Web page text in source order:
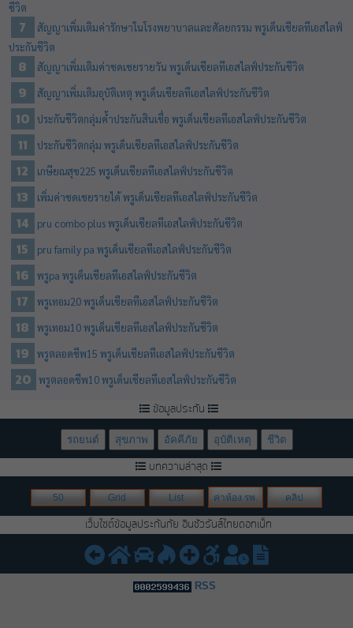
ชีวิต
สัญญาเพิ่มเติมค่ารักษาในโรงพยาบาลและศัลยกรรม พรูเด็นเชียลทีเอสไลฟ์
ประกันชีวิต
สัญญาเพิ่มเติมค่าชดเชยรายวัน พรูเด็นเชียลทีเอสไลฟ์ประกันชีวิต
สัญญาเพิ่มเติมอุบัติเหตุ พรูเด็นเชียลทีเอสไลฟ์ประกันชีวิต
ประกันชีวิตกลุ่มค้ำประกันสินเชื่อ พรูเด็นเชียลทีเอสไลฟ์ประกันชีวิต
ประกันชีวิตกลุ่ม พรูเด็นเชียลทีเอสไลฟ์ประกันชีวิต
เกษียณสุข225 พรูเด็นเชียลทีเอสไลฟ์ประกันชีวิต
เพิ่มค่าชดเชยรายได้ พรูเด็นเชียลทีเอสไลฟ์ประกันชีวิต
pru combo plus พรูเด็นเชียลทีเอสไลฟ์ประกันชีวิต
pru family pa พรูเด็นเชียลทีเอสไลฟ์ประกันชีวิต
พรูpa พรูเด็นเชียลทีเอสไลฟ์ประกันชีวิต
พรูเทอม20 พรูเด็นเชียลทีเอสไลฟ์ประกันชีวิต
พรูเทอม10 พรูเด็นเชียลทีเอสไลฟ์ประกันชีวิต
พรูตลอดชีพ15 พรูเด็นเชียลทีเอสไลฟ์ประกันชีวิต
พรูตลอดชีพ10 พรูเด็นเชียลทีเอสไลฟ์ประกันชีวิต
ข้อมูลประกัน
รถยนต์ สุขภาพ อัคคีภัย อุบัติเหตุ ชีวิต
บทความล่าสุด
50 Grid List ค่าห้อง รพ. คลิป
เว็บไซต์ข้อมูลประกันภัย อินชัวรันส์ไทยดอทเน็ท
RSS